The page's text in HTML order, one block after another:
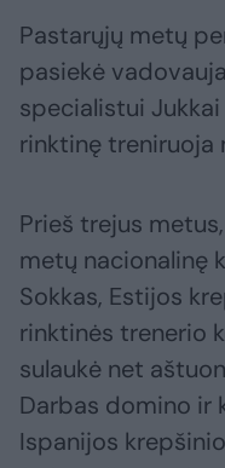
Pastarųjų metų
pasiekė
specialistui
rinktinę treniruoja
Prieš trejus
metų nacionalinę
Sokkas, Estijos
rinktinės trenerio
sulaukė net
Darbas domino ir
Ispanijos